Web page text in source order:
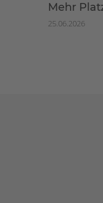
Mehr
25.06.2026